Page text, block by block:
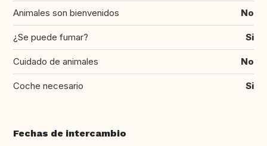
Animales son bienvenidos No
¿Se puede fumar? Si
Cuidado de animales No
Coche necesario Si
Fechas de intercambio